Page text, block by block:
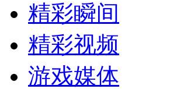
精彩瞬间
精彩视频
游戏媒体